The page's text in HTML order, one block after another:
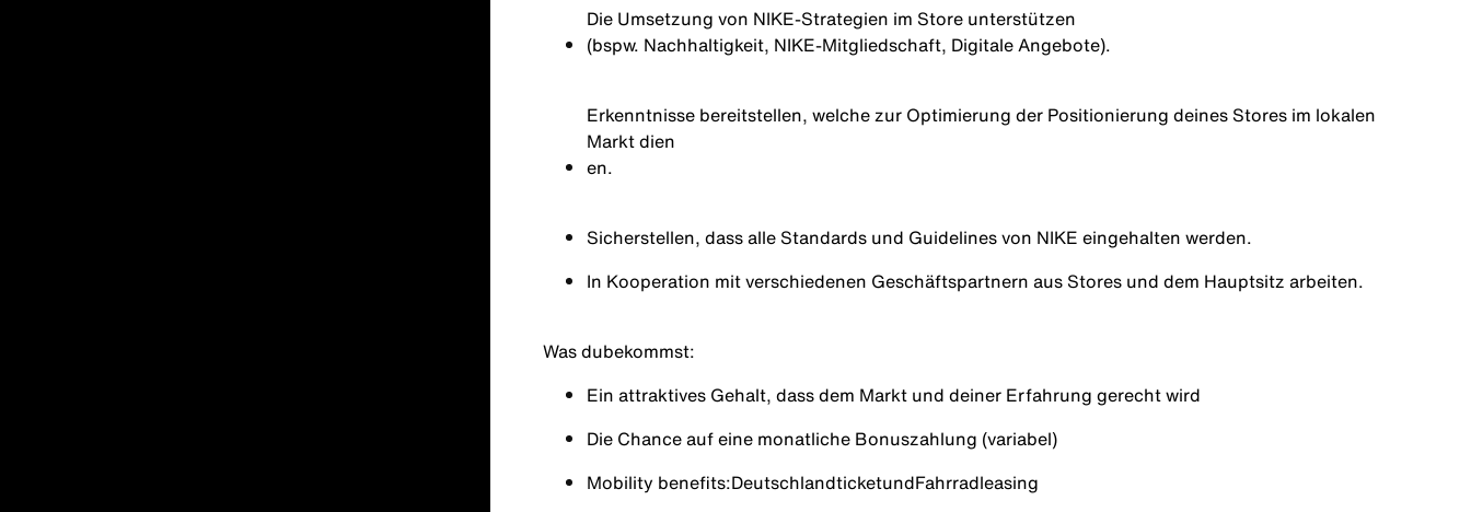
Die Umsetzung von NIKE-Strategien im Store unterstützen
(bspw. Nachhaltigkeit, NIKE-Mitgliedschaft, Digitale Angebote).
Erkenntnisse bereitstellen, welche zur Optimierung der Positionierung deines Stores im lokalen
Markt dien
en.
Sicherstellen, dass alle Standards und Guidelines von NIKE eingehalten werden.
In Kooperation mit verschiedenen Geschäftspartnern aus Stores und dem Hauptsitz arbeiten.
Was dubekommst:
Ein attraktives Gehalt, dass dem Markt und deiner Erfahrung gerecht wird
Die Chance auf eine monatliche Bonuszahlung (variabel)
Mobility benefits:DeutschlandticketundFahrradleasing